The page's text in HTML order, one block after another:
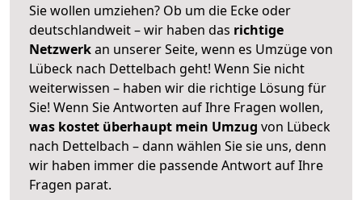
Sie wollen umziehen? Ob um die Ecke oder
deutschlandweit – wir haben das richtige
Netzwerkan unserer Seite, wenn es Umzüge von
Lübeck nach Dettelbach geht! Wenn Sie nicht
weiterwissen – haben wir die richtige Lösung für
Sie! Wenn Sie Antworten auf Ihre Fragen wollen,
was kostet überhaupt mein Umzug von Lübeck
nach Dettelbach – dann wählen Sie sie uns, denn
wir haben immer die passende Antwort auf Ihre
Fragen parat.